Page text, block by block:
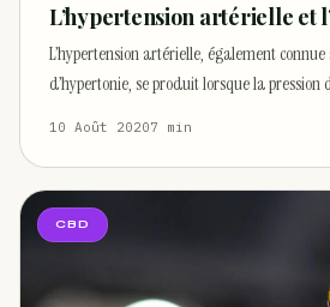
L’hypertension artérielle et
L’hypertension artérielle, également connue
d’hypertonie, se produit lorsque la
10 Août 20207 min
CBD